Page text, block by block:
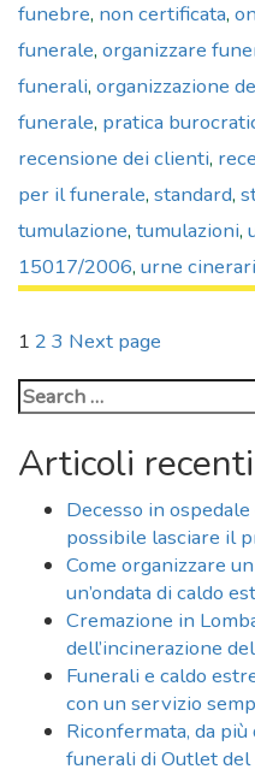
funebre, non certificata,
funerale, organizzare
funerali, organizzazione
funerale, pratica
recensione dei clienti,
per il funerale, standard,
tumulazione, tumulazioni,
15017/2006, urne
Paginazione
degli
articoli
Page
1 Page
2 Page
3 Next page
Search
for:
Articoli recenti
Decesso in ospedale
possibile lasciare il
Come organizzare
un’ondata di caldo
Cremazione in
dell’incinerazione
Funerali e caldo
con un servizio
Riconfermata, da
funerali di Outlet del